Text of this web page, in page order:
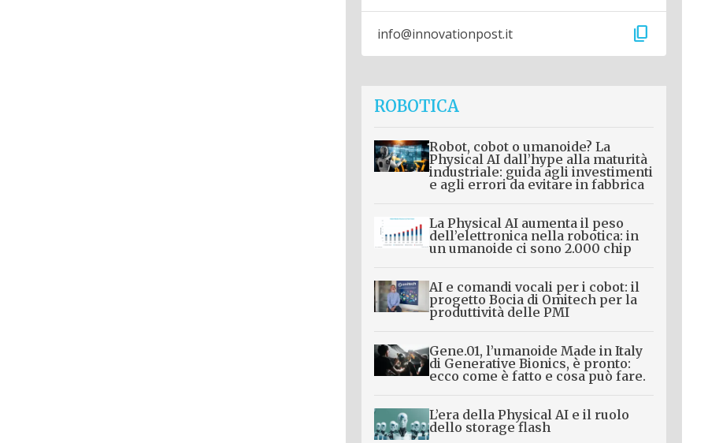
info@innovationpost.it content_copy
ROBOTICA
Robot, cobot o umanoide? La
Physical AI dall’hype alla maturità
industriale: guida agli investimenti
e agli errori da evitare in fabbrica
La Physical AI aumenta il peso
dell’elettronica nella robotica: in
un umanoide ci sono 2.000 chip
AI e comandi vocali per i cobot: il
progetto Bocia di Omitech per la
produttività delle PMI
Gene.01, l’umanoide Made in Italy
di Generative Bionics, è pronto:
ecco come è fatto e cosa può fare.
L’era della Physical AI e il ruolo
dello storage flash